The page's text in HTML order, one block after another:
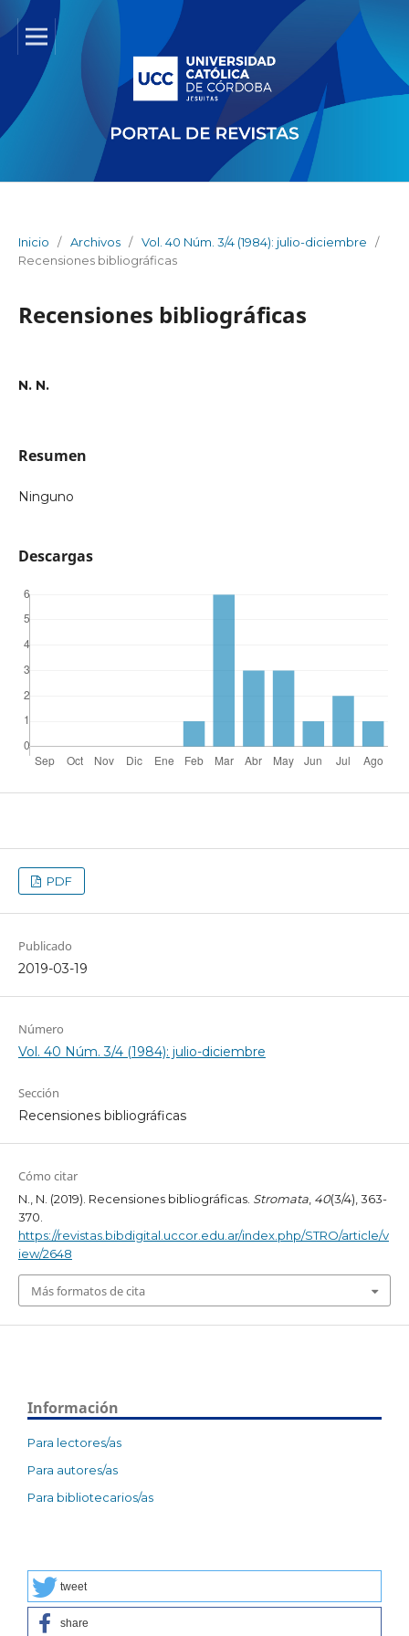
Inicio / Archivos / Vol. 40 Núm. 3/4 (1984): julio-diciembre
/
Recensiones bibliográficas
Recensiones bibliográficas
N. N.
Resumen
Ninguno
Descargas
PDF
Publicado
2019-03-19
Número
Vol. 40 Núm. 3/4 (1984): julio-diciembre
Sección
Recensiones bibliográficas
Cómo citar
N., N. (2019). Recensiones bibliográficas. Stromata, 40(3/4), 363-
370.
https://revistas.bibdigital.uccor.edu.ar/index.php/STRO/article/v
iew/2648
Más formatos de cita
Información
Para lectores/as
Para autores/as
Para bibliotecarios/as
tweet
share